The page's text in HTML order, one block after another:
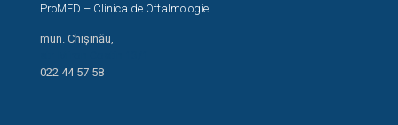
ProMED – Clinica de Oftalmologie
mun. Chișinău,
022 44 57 58